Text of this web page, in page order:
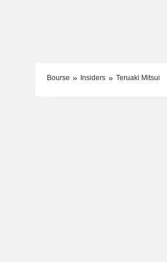
Bourse Insiders Teruaki Mitsui